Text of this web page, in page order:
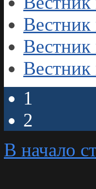
Вестник
Вестник
Вестник
1
2
В начало